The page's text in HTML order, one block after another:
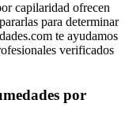
capilaridad ofrecen
para determinar
te ayudamos
verificados
por